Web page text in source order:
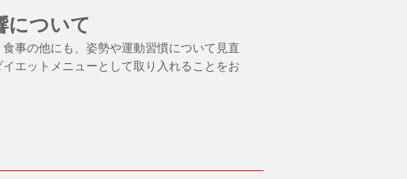
について
事の他にも、姿勢や運動習慣について見直
エットメニューとして取り入れることをお